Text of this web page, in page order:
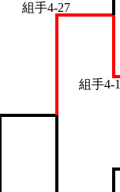
組手4-27
組手4-